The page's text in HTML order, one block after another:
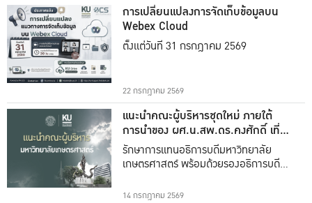
การเปลี่ยนแปลงการจัดเก็บข้อมูลบน
Webex Cloud
ตั้งแต่วันที่ 31 กรกฎาคม 2569
22 กรกฎาคม 2569
แนะนำคณะผู้บริหารชุดใหม่ ภายใต้
การนำของ ผศ.น.สพ.ดร.คงศักดิ์ เที่ยง
ธรรม
รักษาการแทนอธิการบดีมหาวิทยาลัย
เกษตรศาสตร์ พร้อมด้วยรองอธิการบดีทั้ง
14 กรกฎาคม 2569